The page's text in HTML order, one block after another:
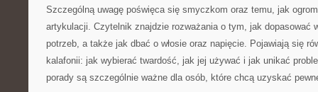
Szczególną uwagę poświęca się smyczkom oraz temu, jak
artykulacji. Czytelnik znajdzie rozważania o tym, jak dopasować
potrzeb, a także jak dbać o włosie oraz napięcie. Pojawiają się
kalafonii: jak wybierać twardość, jak jej używać i jak unikać
porady są szczególnie ważne dla osób, które chcą uzyskać